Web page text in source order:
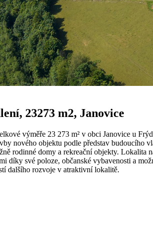
23273 m2, Janovice
výměře 23 273 m² v obci Janovice u
nového objektu podle představ
rodinné domy a rekreační objekty.
díky své poloze, občanské vybavenosti a
dalšího rozvoje v atraktivní lokalitě.